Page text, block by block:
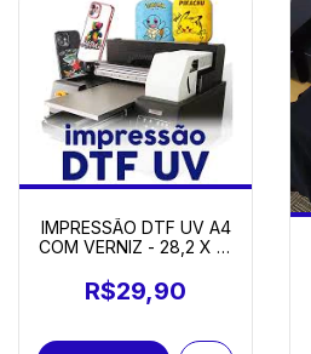
IMPRESSÃO DTF UV A4
COM VERNIZ - 28,2 X 21
R$29,90